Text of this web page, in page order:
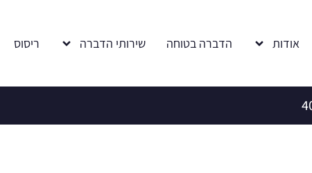
אודות הדברה בטוחה שירותי הדברה ריסוס